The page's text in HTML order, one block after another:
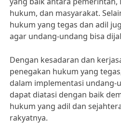
hukum, dan masyarakat.
hukum yang tegas dan adil
agar undang-undang bisa
Dengan kesadaran dan
penegakan hukum yang
dalam implementasi undang-
dapat diatasi dengan baik
hukum yang adil dan
rakyatnya.